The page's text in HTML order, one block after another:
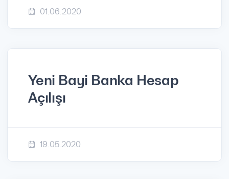
01.06.2020
Yeni Bayi Banka Hesap
Açılışı
19.05.2020